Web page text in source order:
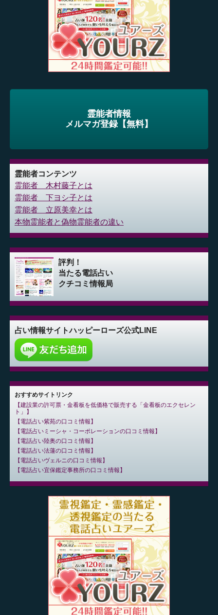
霊能者情報
メルマガ登録【無料】
霊能者コンテンツ
霊能者 木村藤子とは
霊能者 下ヨシ子とは
霊能者 立原美幸とは
本物霊能者と偽物霊能者の違い
評判！
当たる電話占い
クチコミ情報局
占い情報サイトハッピーローズ公式LINE
おすすめサイトリンク
建設業の許可票・金看板を低価格で販売する「金看板のエクセレン
ト」
電話占い紫苑の口コミ情報
電話占いミーシャ・コーポレーションの口コミ情報
電話占い陸奥の口コミ情報
電話占い法蓮の口コミ情報
電話占いヴェルニの口コミ情報
電話占い宜保鑑定事務所の口コミ情報